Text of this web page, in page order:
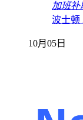
加班补
波士顿
10月05日